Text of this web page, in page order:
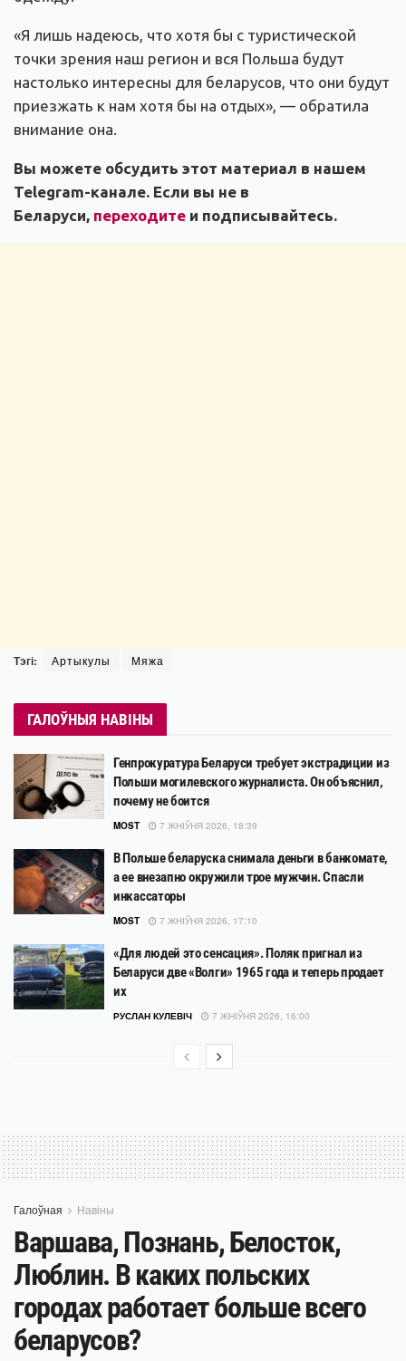
«Я лишь надеюсь, что хотя бы с туристической
точки зрения наш регион и вся Польша будут
настолько интересны для беларусов, что они будут
приезжать к нам хотя бы на отдых», — обратила
внимание она.
Вы можете обсудить этот материал в нашем
Telegram-канале. Если вы не в
Беларуси, переходите и подписывайтесь.
Тэгі: Артыкулы Мяжа
ГАЛОЎНЫЯ НАВІНЫ
Генпрокуратура Беларуси требует экстрадиции из
Польши могилевского журналиста. Он объяснил,
почему не боится
MOST 7 ЖНІЎНЯ 2026, 18:39
В Польше беларуска снимала деньги в банкомате,
а ее внезапно окружили трое мужчин. Спасли
инкассаторы
MOST 7 ЖНІЎНЯ 2026, 17:10
«Для людей это сенсация». Поляк пригнал из
Беларуси две «Волги» 1965 года и теперь продает
их
РУСЛАН КУЛЕВІЧ 7 ЖНІЎНЯ 2026, 16:00
Галоўная Навіны
Варшава, Познань, Белосток,
Люблин. В каких польских
городах работает больше всего
беларусов?